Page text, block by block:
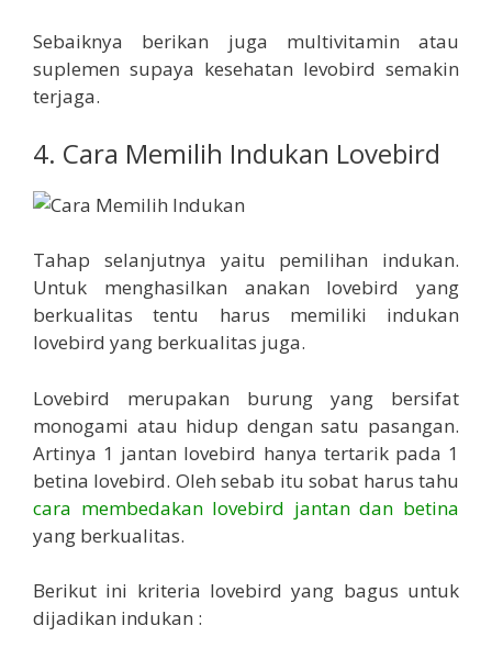
Sebaiknya berikan juga multivitamin atau
suplemen supaya kesehatan levobird semakin
terjaga.
4. Cara Memilih Indukan Lovebird
Tahap selanjutnya yaitu pemilihan indukan.
Untuk menghasilkan anakan lovebird yang
berkualitas tentu harus memiliki indukan
lovebird yang berkualitas juga.
Lovebird merupakan burung yang bersifat
monogami atau hidup dengan satu pasangan.
Artinya 1 jantan lovebird hanya tertarik pada 1
betina lovebird. Oleh sebab itu sobat harus tahu
cara membedakan lovebird jantan dan betina
yang berkualitas.
Berikut ini kriteria lovebird yang bagus untuk
dijadikan indukan :